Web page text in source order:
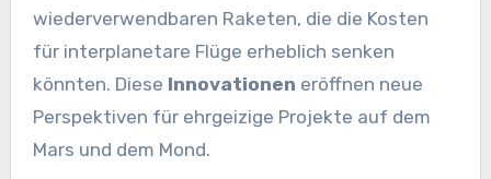
wiederverwendbaren Raketen, die die Kosten
für interplanetare Flüge erheblich senken
könnten. Diese Innovationen eröffnen neue
Perspektiven für ehrgeizige Projekte auf dem
Mars und dem Mond.